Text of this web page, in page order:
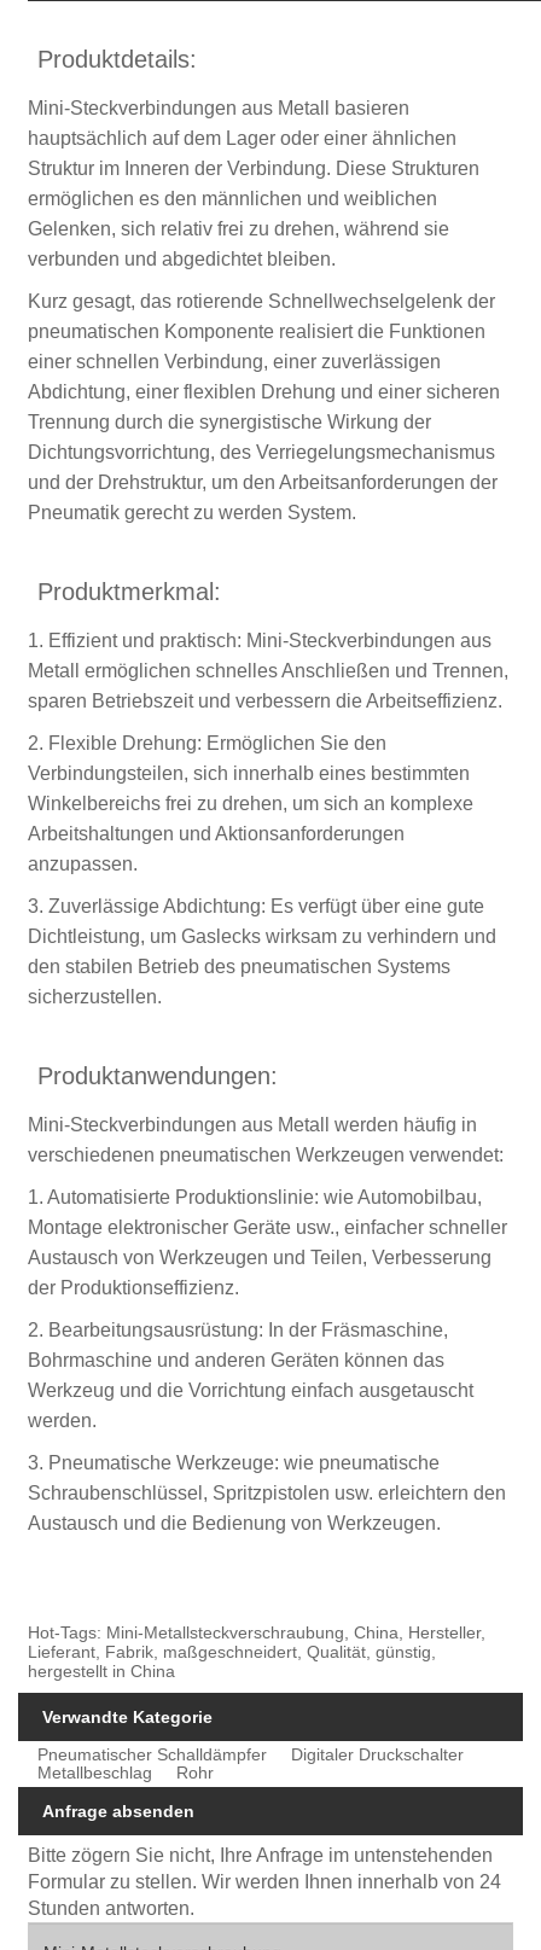
Produktdetails:
Mini-Steckverbindungen aus Metall basieren
hauptsächlich auf dem Lager oder einer ähnlichen
Struktur im Inneren der Verbindung. Diese Strukturen
ermöglichen es den männlichen und weiblichen
Gelenken, sich relativ frei zu drehen, während sie
verbunden und abgedichtet bleiben.
Kurz gesagt, das rotierende Schnellwechselgelenk der
pneumatischen Komponente realisiert die Funktionen
einer schnellen Verbindung, einer zuverlässigen
Abdichtung, einer flexiblen Drehung und einer sicheren
Trennung durch die synergistische Wirkung der
Dichtungsvorrichtung, des Verriegelungsmechanismus
und der Drehstruktur, um den Arbeitsanforderungen der
Pneumatik gerecht zu werden System.
Produktmerkmal:
1. Effizient und praktisch: Mini-Steckverbindungen aus
Metall ermöglichen schnelles Anschließen und Trennen,
sparen Betriebszeit und verbessern die Arbeitseffizienz.
2. Flexible Drehung: Ermöglichen Sie den
Verbindungsteilen, sich innerhalb eines bestimmten
Winkelbereichs frei zu drehen, um sich an komplexe
Arbeitshaltungen und Aktionsanforderungen
anzupassen.
3. Zuverlässige Abdichtung: Es verfügt über eine gute
Dichtleistung, um Gaslecks wirksam zu verhindern und
den stabilen Betrieb des pneumatischen Systems
sicherzustellen.
Produktanwendungen:
Mini-Steckverbindungen aus Metall werden häufig in
verschiedenen pneumatischen Werkzeugen verwendet:
1. Automatisierte Produktionslinie: wie Automobilbau,
Montage elektronischer Geräte usw., einfacher schneller
Austausch von Werkzeugen und Teilen, Verbesserung
der Produktionseffizienz.
2. Bearbeitungsausrüstung: In der Fräsmaschine,
Bohrmaschine und anderen Geräten können das
Werkzeug und die Vorrichtung einfach ausgetauscht
werden.
3. Pneumatische Werkzeuge: wie pneumatische
Schraubenschlüssel, Spritzpistolen usw. erleichtern den
Austausch und die Bedienung von Werkzeugen.
Hot-Tags: Mini-Metallsteckverschraubung, China, Hersteller,
Lieferant, Fabrik, maßgeschneidert, Qualität, günstig,
hergestellt in China
Verwandte Kategorie
Pneumatischer Schalldämpfer
Digitaler Druckschalter
Metallbeschlag
Rohr
Anfrage absenden
Bitte zögern Sie nicht, Ihre Anfrage im untenstehenden
Formular zu stellen. Wir werden Ihnen innerhalb von 24
Stunden antworten.